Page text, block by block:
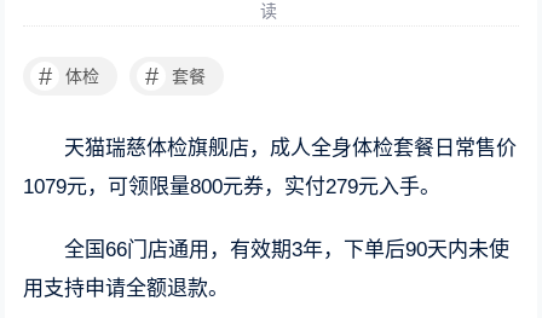
读
# 体检 # 套餐
天猫瑞慈体检旗舰店，成人全身体检套餐日常售价
1079元，可领限量800元券，实付279元入手。
全国66门店通用，有效期3年，下单后90天内未使
用支持申请全额退款。